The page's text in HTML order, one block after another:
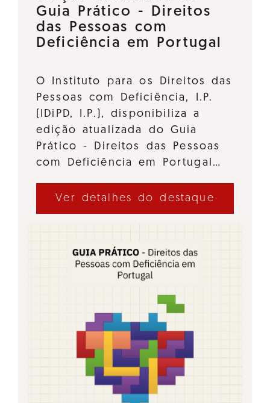
Guia Prático - Direitos
das Pessoas com
Deficiência em Portugal
O Instituto para os Direitos das
Pessoas com Deficiência, I.P.
(IDiPD, I.P.), disponibiliza a
edição atualizada do Guia
Prático - Direitos das Pessoas
com Deficiência em Portugal…
Ver detalhes do destaque